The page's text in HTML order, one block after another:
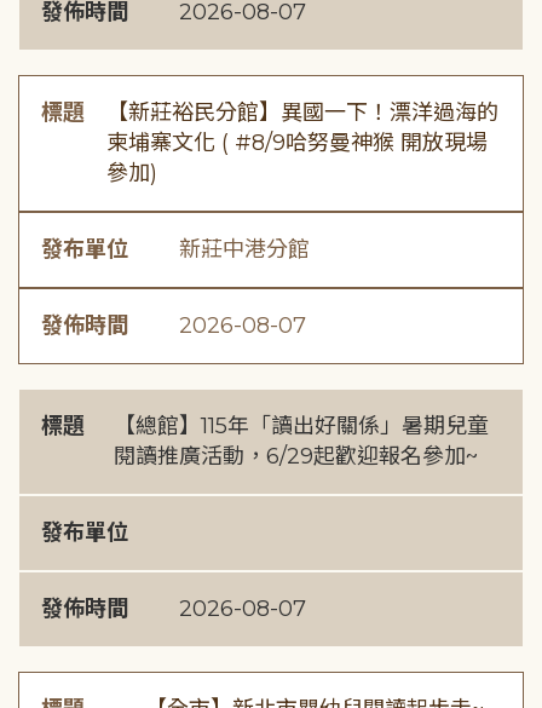
發佈時間 2026-08-07
標題
【新莊裕民分館】異國一下！漂洋過海的
柬埔寨文化 ( #8/9哈努曼神猴 開放現場
參加)
發布單位 新莊中港分館
發佈時間 2026-08-07
標題
【總館】115年「讀出好關係」暑期兒童
閱讀推廣活動，6/29起歡迎報名參加~
發布單位
發佈時間 2026-08-07